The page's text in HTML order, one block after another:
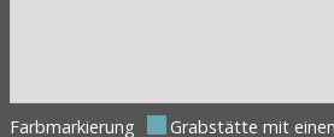
Farbmarkierung
Grabstätte mit